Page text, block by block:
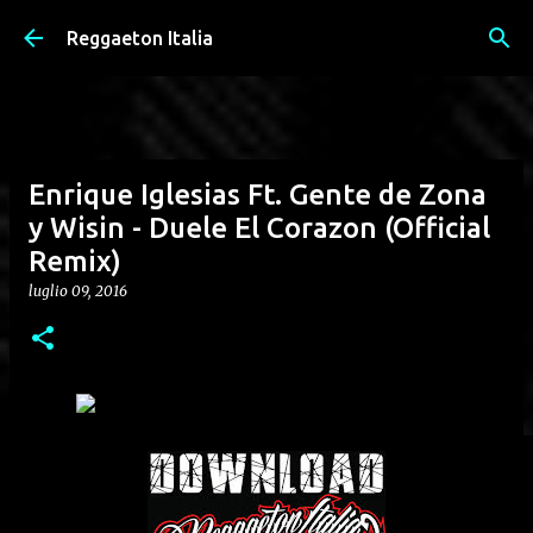
Passa ai contenuti principali
Reggaeton Italia
Enrique Iglesias Ft. Gente de Zona
y Wisin - Duele El Corazon (Official
Remix)
luglio 09, 2016